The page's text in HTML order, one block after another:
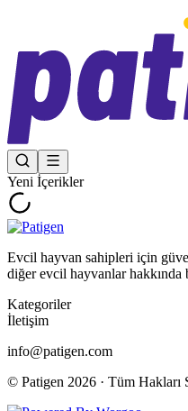
Yeni İçerikler
Evcil hayvan sahipleri için
diğer evcil hayvanlar hakkında
Kategoriler
İletişim
info@patigen.com
© Patigen 2026 · Tüm Hakları